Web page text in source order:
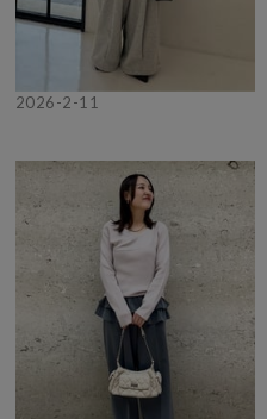
2026-2-11